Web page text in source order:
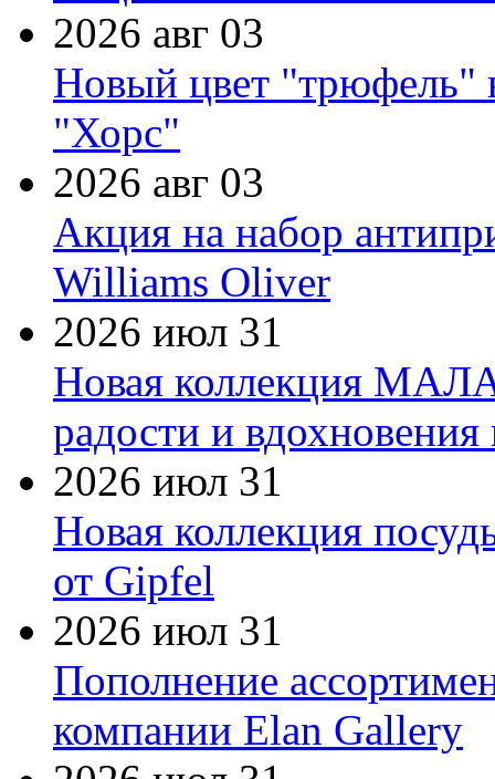
2026 авг 03
Новый цвет "трюфель"
"Хорс"
2026 авг 03
Акция на набор
Williams Oliver
2026 июл 31
Новая коллекция
радости и
2026 июл 31
Новая коллекция
от Gipfel
2026 июл 31
Пополнение
компании Elan Gallery